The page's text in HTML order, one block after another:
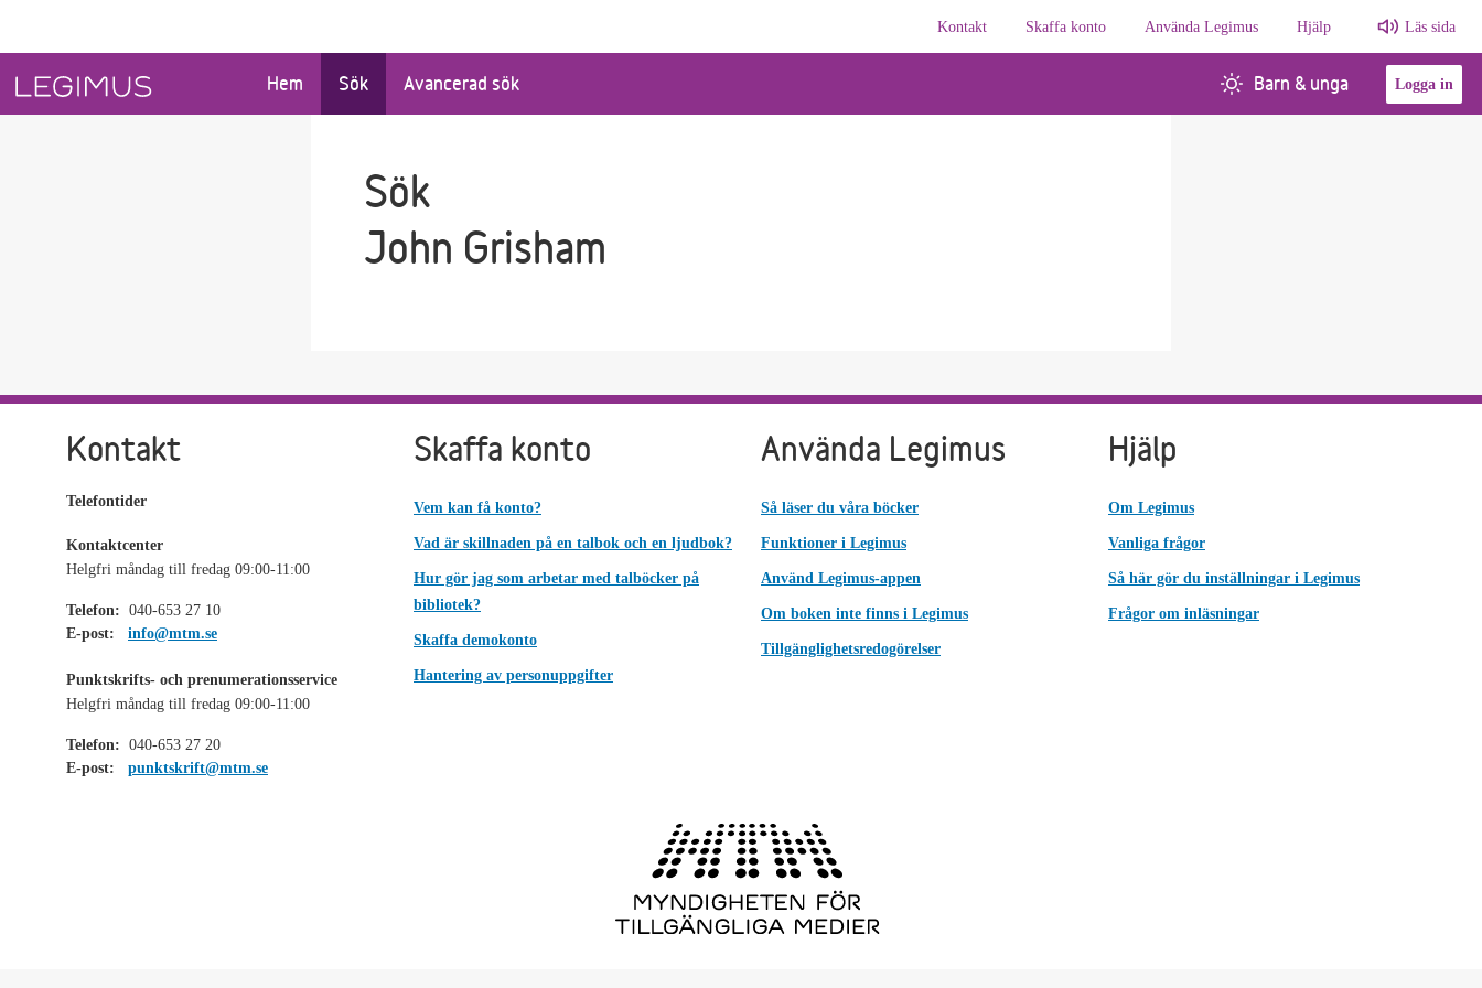
Kontakt
Skaffa konto Använda Legimus Hjälp Läs sida
Hem Sök Avancerad sök Barn & unga Logga in
Sök
John Grisham
Kontakt
Telefontider
Kontaktcenter
Helgfri måndag till fredag 09:00-11:00
Telefon: 040-653 27 10
E-post:
info@mtm.se
Punktskrifts- och prenumerationsservice
Helgfri måndag till fredag 09:00-11:00
Telefon: 040-653 27 20
E-post:
punktskrift@mtm.se
Skaffa konto
Vem kan få konto?
Vad är skillnaden på en talbok och en ljudbok?
Hur gör jag som arbetar med talböcker på
bibliotek?
Skaffa demokonto
Hantering av personuppgifter
Använda Legimus
Så läser du våra böcker
Funktioner i Legimus
Använd Legimus-appen
Om boken inte finns i Legimus
Tillgänglighetsredogörelser
Hjälp
Om Legimus
Vanliga frågor
Så här gör du inställningar i Legimus
Frågor om inläsningar